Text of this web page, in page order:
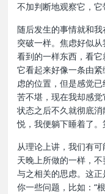
不加判断地观察它，它
随后发生的事情就和
突破一样。焦虑好似
看到的一样东西，看它
它看起来好像一条由
虑的位置，但是感觉
苦不堪，现在我却感
状态之后不久就彻底
悦，我便躺下睡着了。
从理论上讲，我们有
天晚上所做的一样，
与之相关的思虑。这
你一些问题，比如：“